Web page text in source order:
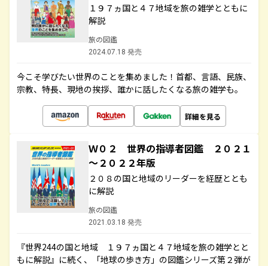
１９７ヵ国と４７地域を旅の雑学とともに
解説
旅の図鑑
2024.07.18 発売
今こそ学びたい世界のことを集めました！首都、言語、民族、
宗教、特長、現地の挨拶、誰かに話したくなる旅の雑学も。
詳細を見る
Ｗ０２ 世界の指導者図鑑 ２０２１
～２０２２年版
２０８の国と地域のリーダーを経歴ととも
に解説
旅の図鑑
2021.03.18 発売
『世界244の国と地域 １９７ヵ国と４７地域を旅の雑学とと
もに解説』に続く、「地球の歩き方」の図鑑シリーズ第２弾が